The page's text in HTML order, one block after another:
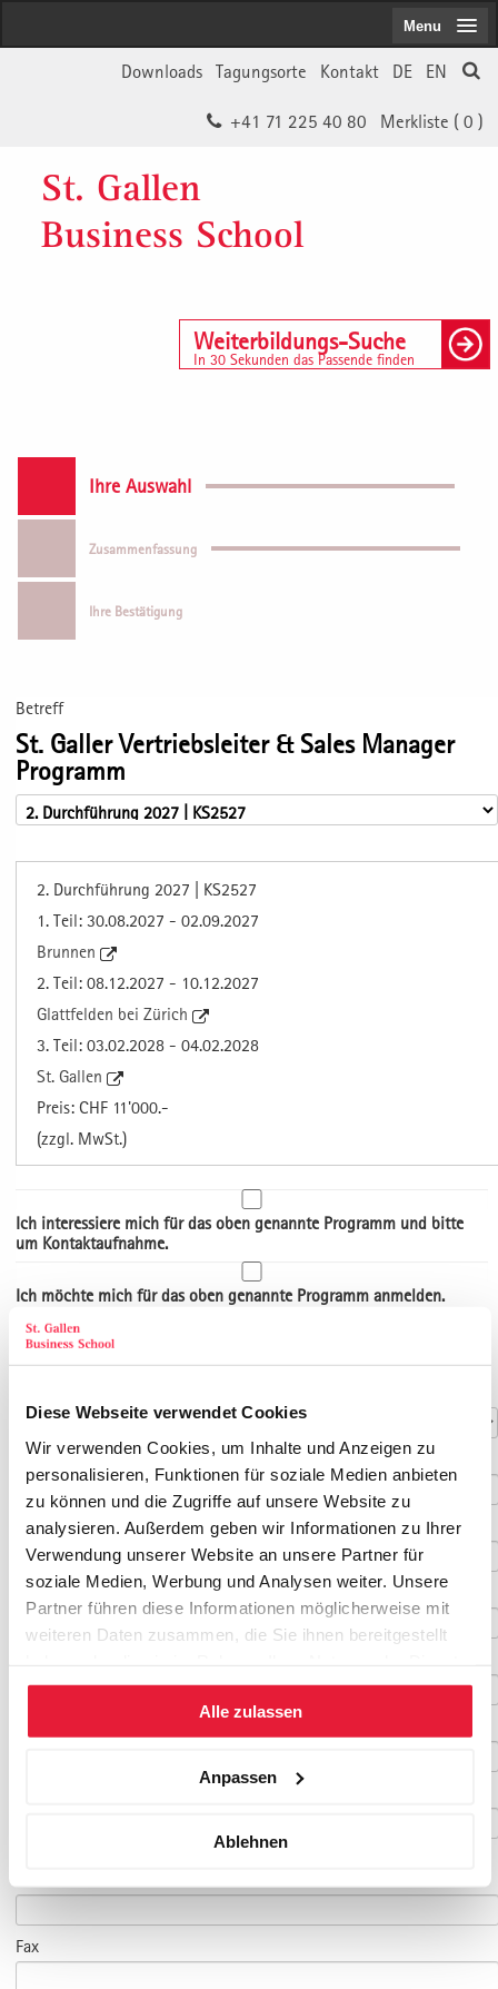
Diese Webseite verwendet Cookies
Wir verwenden Cookies, um Inhalte und Anzeigen zu
personalisieren, Funktionen für soziale Medien anbieten
zu können und die Zugriffe auf unsere Website zu
analysieren. Außerdem geben wir Informationen zu Ihrer
Verwendung unserer Website an unsere Partner für
soziale Medien, Werbung und Analysen weiter. Unsere
Partner führen diese Informationen möglicherweise mit
weiteren Daten zusammen, die Sie ihnen bereitgestellt
gesammelt haben.
Alle zulassen
Anpassen
Ablehnen
EN
DE
Kontakt
Tagungsorte
Downloads
Merkliste ( 0 )
+41 71 225 40 80
St. Gallen
Business School
Weiterbildungs-Suche
In 30 Sekunden das Passende finden
Menu
Ihre Auswahl
Zusammenfassung
Ihre Bestätigung
Betreff
St. Galler Vertriebsleiter & Sales Manager
Programm
2. Durchführung 2027 | KS2527
1. Teil: 30.08.2027 - 02.09.2027
Brunnen
2. Teil: 08.12.2027 - 10.12.2027
Glattfelden bei Zürich
3. Teil: 03.02.2028 - 04.02.2028
St. Gallen
Preis: CHF 11'000.-
(zzgl. MwSt.)
Ich interessiere mich für das oben genannte Programm und bitte
um Kontaktaufnahme.
Ich möchte mich für das oben genannte Programm anmelden.
Art der Adresse
Kontaktdaten
Titel
Vorname*
Nachname*
Fax